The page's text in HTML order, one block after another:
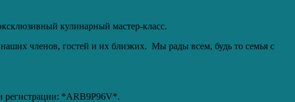
кулинарный мастер-класс.
членов, гостей и их близких. Мы рады всем, будь то семья с
регистрации: *ARB9P96V*.